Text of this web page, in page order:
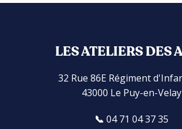
LES ATELIERS DES
32 Rue 86E Régiment
43000 Le Puy-en-Velay
04 71 04 37 35